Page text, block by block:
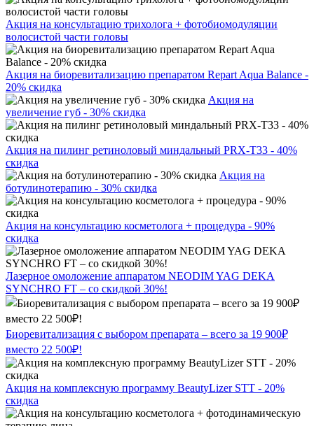
Акция на консультацию трихолога + фотобиомодуляции
волосистой части головы
Акция на биоревитализацию препаратом Repart Aqua Balance -
20% скидка
Акция на
увеличение губ - 30% скидка
Акция на пилинг ретиноловый миндальный PRX-T33 - 40%
скидка
Акция на
ботулинотерапию - 30% скидка
Акция на консультацию косметолога + процедура - 90%
скидка
Лазерное омоложение аппаратом NEODIM YAG DEKA
SYNCHRO FT – со скидкой 30%!
Биоревитализация с выбором препарата – всего за 19 900₽
вместо 22 500₽!
Акция на комплексную программу BeautyLizer STT - 20%
скидка